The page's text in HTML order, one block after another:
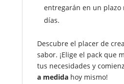
entregarán en un plazo
días.
Descubre el placer de
sabor. ¡Elige el pack que
tus necesidades y
a medidahoy mismo!